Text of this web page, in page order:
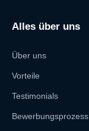
Alles über uns
Über uns
Vorteile
Testimonials
Bewerbungsprozess